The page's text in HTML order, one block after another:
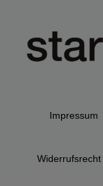
Impressum
Widerrufs­recht